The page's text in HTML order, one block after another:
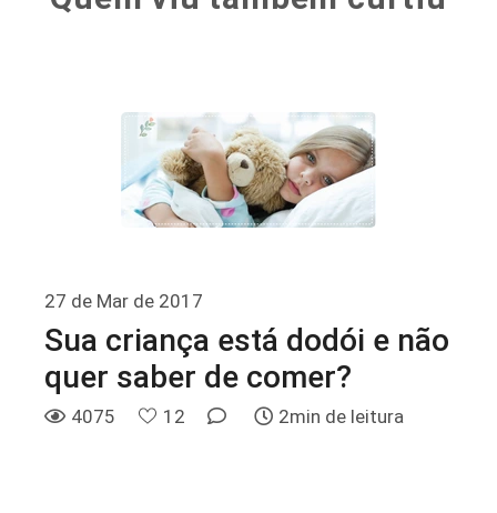
27 de Mar de 2017
Sua criança está dodói e não
quer saber de comer?
4075 12 2min de leitura